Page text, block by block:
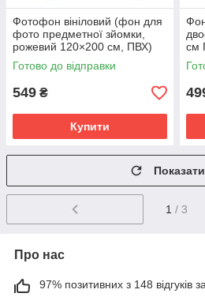
Фотофон вініловий (фон для
фото предметної зйомки,
рожевий 120×200 см, ПВХ)
Готово до відправки
549 ₴
Купити
см
1 / 3
Про нас
97% позитивних з 148 відгуків